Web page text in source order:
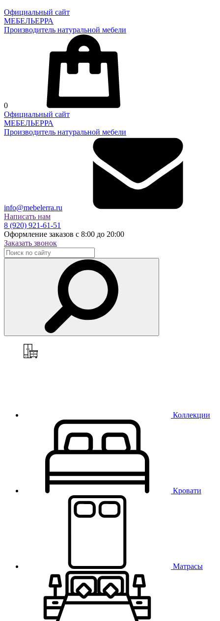
Официальный сайт
МЕБЕЛЬЕРРА
Производитель натуральной мебели
0
Официальный сайт
МЕБЕЛЬЕРРА
Производитель натуральной мебели
info@mebelerra.ru
Написать нам
8 (920) 921-61-51
Оформление заказов с 8:00 до 20:00
Заказать звонок
Коллекции
Кровати
Матрасы